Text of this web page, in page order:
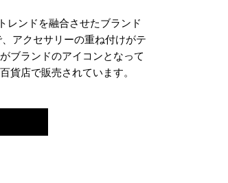
レンドを融合させたブランド
アクセサリーの重ね付けがテ
ブランドのアイコンとなって
貨店で販売されています。